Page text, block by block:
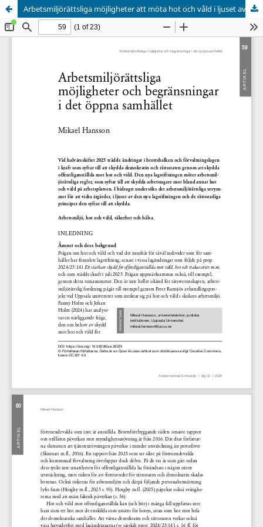
Arbetsmiljörättsliga möjligheter att möta hot och våld i ljuset av ny lagstiftning